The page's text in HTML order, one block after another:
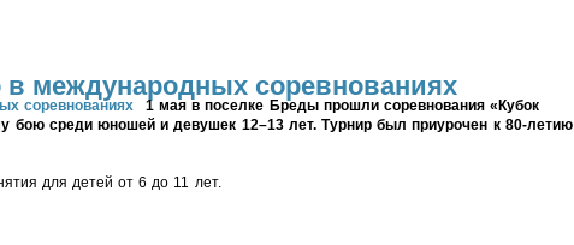
в международных соревнованиях
1 мая в поселке Бреды прошли соревнования «Кубок
бою среди юношей и девушек 12–13 лет. Турнир был приурочен к 80-летию
для детей от 6 до 11 лет.